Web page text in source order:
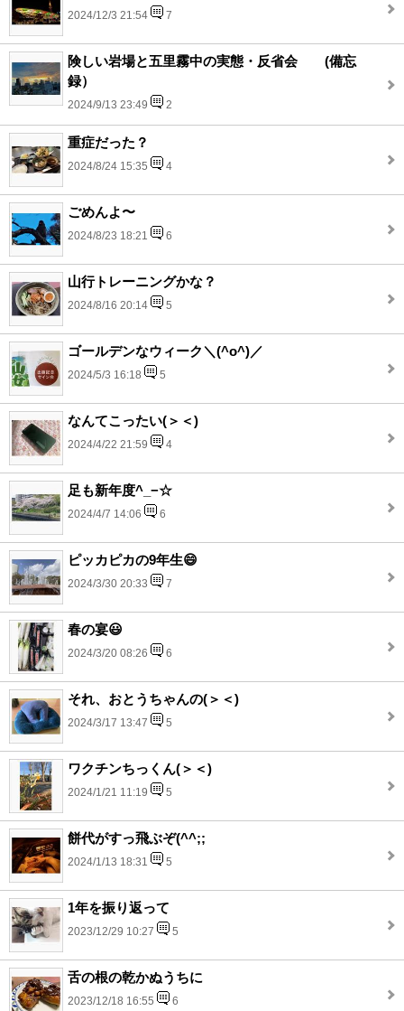
2024/12/3 21:54 7
険しい岩場と五里霧中の実態・反省会 (備忘
録）
2024/9/13 23:49 2
重症だった？
2024/8/24 15:35 4
ごめんよ〜
2024/8/23 18:21 6
山行トレーニングかな？
2024/8/16 20:14 5
ゴールデンなウィーク＼(^o^)／
2024/5/3 16:18 5
なんてこったい(＞＜)
2024/4/22 21:59 4
足も新年度^_−☆
2024/4/7 14:06 6
ピッカピカの9年生😄
2024/3/30 20:33 7
春の宴😃
2024/3/20 08:26 6
それ、おとうちゃんの(＞＜)
2024/3/17 13:47 5
ワクチンちっくん(＞＜)
2024/1/21 11:19 5
餅代がすっ飛ぶぞ(^^;;
2024/1/13 18:31 5
1年を振り返って
2023/12/29 10:27 5
舌の根の乾かぬうちに
2023/12/18 16:55 6